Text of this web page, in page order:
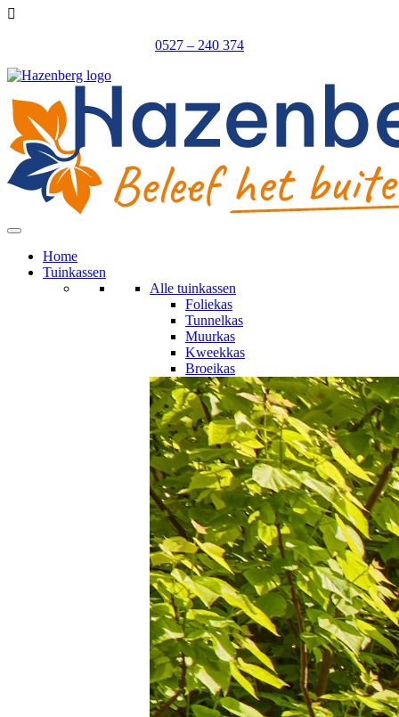

0527 – 240 374
Home
Tuinkassen
Alle tuinkassen
Foliekas
Tunnelkas
Muurkas
Kweekkas
Broeikas